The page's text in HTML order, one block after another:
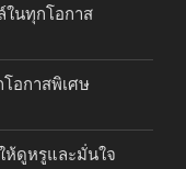
ในทุกโอกาส
อกาสพิเศษ
ห้ดูหรูและมั่นใจ